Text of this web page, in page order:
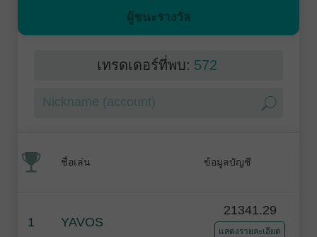
ผู้ชนะรางวัล
เทรดเดอร์ที่พบ: 572
ชื่อเล่น ข้อมูลบัญชี
1 YAVOS
21341.29
แสดงรายละเอียด